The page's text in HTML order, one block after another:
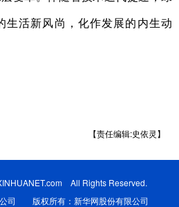
生活新风尚，化作发展的内生动
【责任编辑:史依灵】
All Rights Reserved.
公司 版权所有：新华网股份有限公司